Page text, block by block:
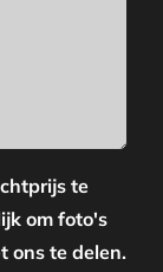
te
om foto's
ons te delen.